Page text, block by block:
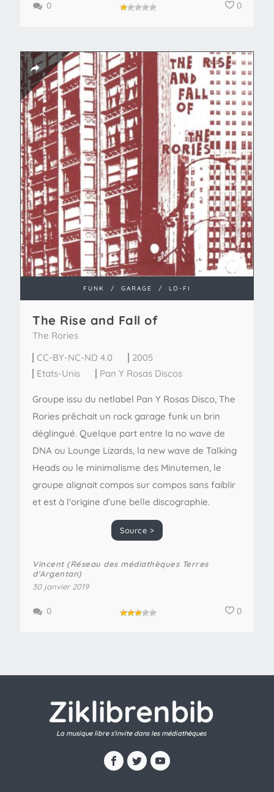
0
0
FUNK / GARAGE / LO-FI
The Rise and Fall of
The Rories
CC-BY-NC-ND 4.0
2005
Etats-Unis
Pan Y Rosas Discos
Groupe issu du netlabel Pan Y Rosas Disco, The
Rories prêchait un rock garage funk un brin
déglingué. Quelque part entre la no wave de
DNA ou Lounge Lizards, la new wave de Talking
Heads ou le minimalisme des Minutemen, le
groupe alignait compos sur compos sans faiblir
et est à l'origine d'une belle discographie.
Source >
Vincent (Réseau des médiathèques Terres
d'Argentan)
30 janvier 2019
0
0
Ziklibrenbib
La musique libre s'invite dans les médiathèques